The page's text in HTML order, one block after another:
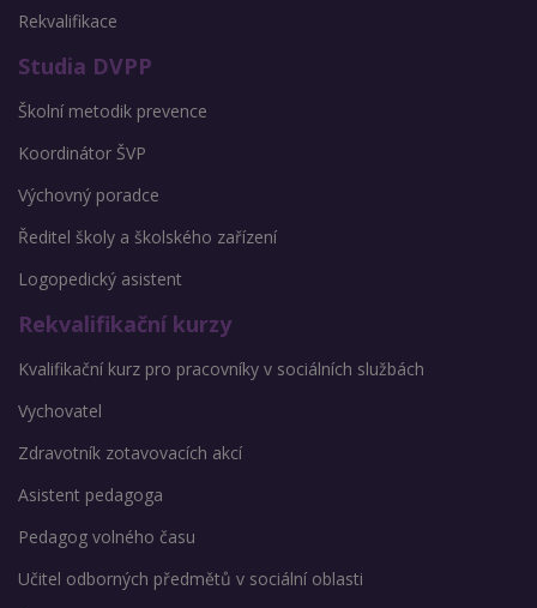
Rekvalifikace
Studia DVPP
Školní metodik prevence
Koordinátor ŠVP
Výchovný poradce
Ředitel školy a školského zařízení
Logopedický asistent
Rekvalifikační kurzy
Kvalifikační kurz pro pracovníky v sociálních službách
Vychovatel
Zdravotník zotavovacích akcí
Asistent pedagoga
Pedagog volného času
Učitel odborných předmětů v sociální oblasti